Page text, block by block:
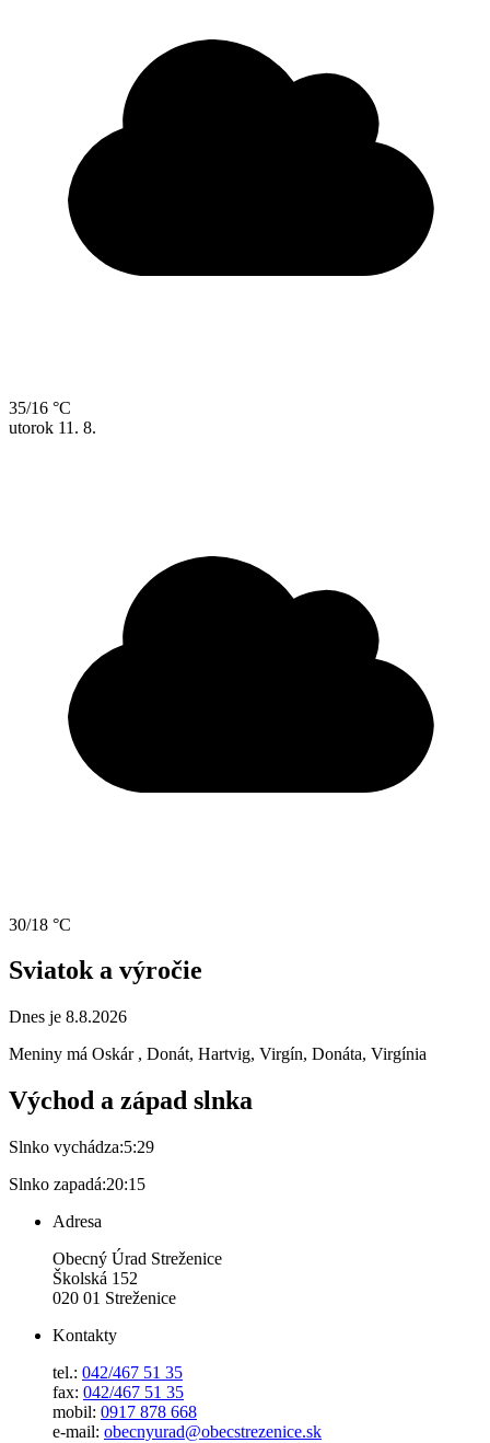
35/16 °C
utorok 11. 8.
30/18 °C
Sviatok a výročie
Dnes je 8.8.2026
Meniny má Oskár , Donát, Hartvig, Virgín, Donáta, Virgínia
Východ a západ slnka
Slnko vychádza:5:29
Slnko zapadá:20:15
Adresa
Obecný Úrad Streženice
Školská 152
020 01 Streženice
Kontakty
tel.: 042/467 51 35
fax: 042/467 51 35
mobil: 0917 878 668
e-mail: obecnyurad@obecstrezenice.sk